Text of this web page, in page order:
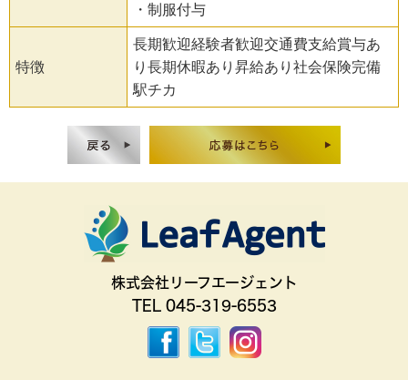
・制服付与
特徴
長期歓迎経験者歓迎交通費支給賞与あ
り長期休暇あり昇給あり社会保険完備
駅チカ
株式会社リーフエージェント
TEL 045-319-6553